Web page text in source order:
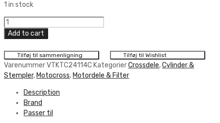
1 in stock
Vertex
Top
End
Piston
Kit
77,98mm
Compression
quantity
Add to cart
Tilføj til sammenligning Tilføj til Wishlist
VarenummerVTKTC24114C KategorierCrossdele,Cylinder &
Stempler, Motocross, Motordele & Filter
Description
Brand
Passer til